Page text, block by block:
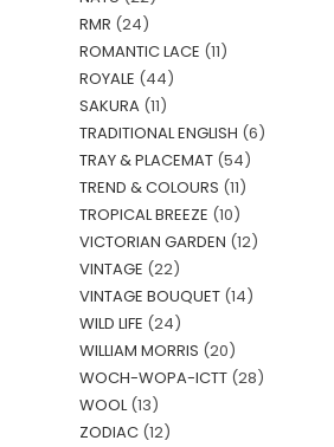
RMR (24)
ROMANTIC LACE (11)
ROYALE (44)
SAKURA (11)
TRADITIONAL ENGLISH (6)
TRAY & PLACEMAT (54)
TREND & COLOURS (11)
TROPICAL BREEZE (10)
VICTORIAN GARDEN (12)
VINTAGE (22)
VINTAGE BOUQUET (14)
WILD LIFE (24)
WILLIAM MORRIS (20)
WOCH-WOPA-ICTT (28)
WOOL(13)
ZODIAC (12)